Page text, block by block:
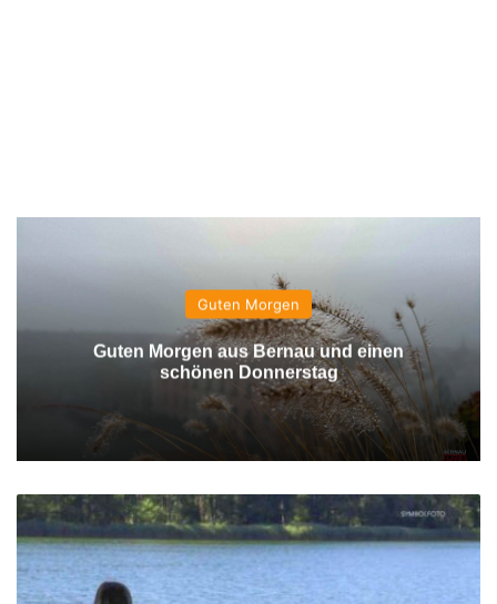
Guten Morgen
Guten Morgen aus Bernau und einen
schönen Donnerstag